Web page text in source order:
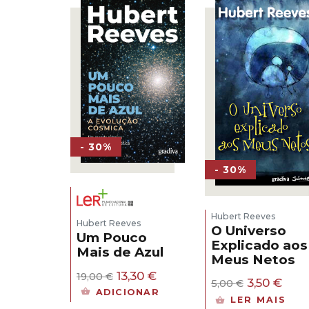
- 30%
Hubert Reeves
Um Pouco
Mais de Azul
19,00€ O
preço
13,30 €O
preço
ADICIONAR
- 30%
Hubert Reeves
O Universo
Explicado aos
Meus Netos
5,00€ O
preço
3,50 €O
LER MAIS